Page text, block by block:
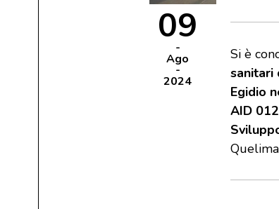
09
Ago
2024
Si è
sanitari
Egidio
AID